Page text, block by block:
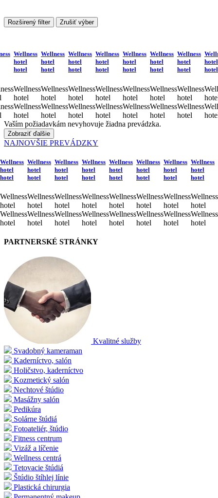
Rozširený filter Zrušiť výber
Wellness
hotel
hotel
Wellness
hotel
Wellness
hotel
Wellness
hotel
hotel
Wellness
hotel
Wellness
hotel
Wellness
hotel
hotel
Wellness
hotel
Wellness
hotel
Wellness
hotel
hotel
Wellness
hotel
Wellness
hotel
Wellness
hotel
hotel
Wellness
hotel
Wellness
hotel
Wellness
hotel
hotel
Wellness
hotel
Wellness
hotel
Wellness
hotel
hotel
Wellness
hotel
Wellness
hotel
hotel
hotel
Vaším požiadavkám nevyhovuje žiadna prevádzka.
Zobraziť ďalšie
NAJNOVŠIE PREVÁDZKY
Wellness
hotel
hotel
Wellness
hotel
Wellness
hotel
Wellness
hotel
hotel
Wellness
hotel
Wellness
hotel
Wellness
hotel
hotel
Wellness
hotel
Wellness
hotel
Wellness
hotel
hotel
Wellness
hotel
Wellness
hotel
Wellness
hotel
hotel
Wellness
hotel
Wellness
hotel
Wellness
hotel
hotel
Wellness
hotel
Wellness
hotel
Wellness
hotel
hotel
Wellness
hotel
Wellness
hotel
Wellness
hotel
hotel
Wellness
hotel
Wellness
hotel
PARTNERSKÉ STRÁNKY
Kvalitné služby
Svadobný kameraman
Kaderníctvo, salón
Holičstvo, kaderníctvo
Kozmetický salón
Nechtové štúdio
Masážny salón
Pedikúra
Solárne štúdiá
Fotoateliér, štúdio
Fitness centrum
Vizáž a líčenie
Wellness centrá
Tetovacie štúdiá
Štúdio štíhlej línie
Plastická chirurgia